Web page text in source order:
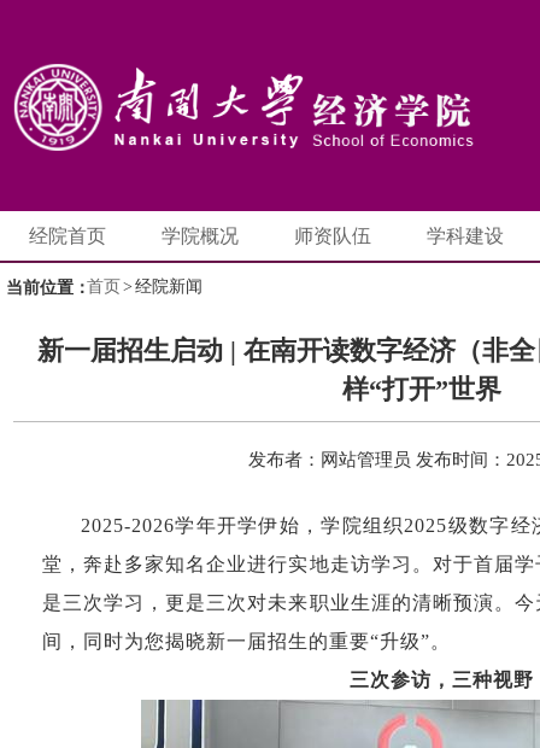
经院首页 学院概况 师资队伍 学科建设
当前位置：首页 > 经院新闻
新一届招生启动 | 在南开读数字经济（非
样“打开”世界
发布者：网站管理员 发布时间：
2025-2026学年开学伊始，学院组织2025级数字
堂，奔赴多家知名企业进行实地走访学习。对于首届
是三次学习，更是三次对未来职业生涯的清晰预演。
间，同时为您揭晓新一届招生的重要“升级”。
三次参访，三种视野